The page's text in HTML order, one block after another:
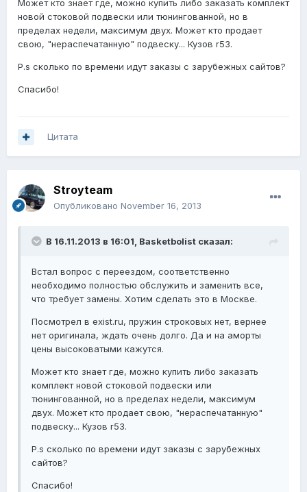
Может кто знает где, можно купить либо заказать комплект
новой стоковой подвески или тюнингованной, но в
пределах недели, максимум двух. Может кто продает
свою, "нераспечатанную" подвеску... Кузов r53.
P.s сколько по времени идут заказы с зарубежных сайтов?
Спасибо!
Цитата
Stroyteam
Опубликовано November 16, 2013
В 16.11.2013 в 16:01, Basketbolist сказал:
Встал вопрос с переездом, соответственно
необходимо полностью обслужить и заменить все,
что требует замены. Хотим сделать это в Москве.
Посмотрел в exist.ru, пружин строковых нет, вернее
нет оригинала, ждать очень долго. Да и на аморты
цены высоковатыми кажутся.
Может кто знает где, можно купить либо заказать
комплект новой стоковой подвески или
тюнингованной, но в пределах недели, максимум
двух. Может кто продает свою, "нераспечатанную"
подвеску... Кузов r53.
P.s сколько по времени идут заказы с зарубежных
сайтов?
Спасибо!